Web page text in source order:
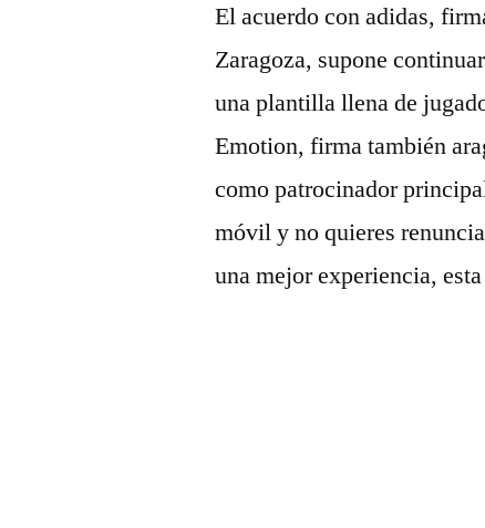
El acuerdo con adidas,
Zaragoza, supone
una plantilla llena de
Emotion, firma también
como patrocinador
móvil y no quieres
una mejor experiencia,